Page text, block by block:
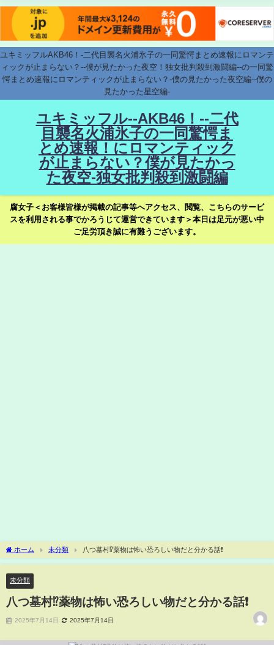
ユキミッフルAKB46！-二代目襲名火浦氷子の一同驚愕まとめ速報にロマンテ
ィックが止まらない？--僕が見たかった夜空！独女批判殺到激闘編--の一同驚
愕まとめ速報にロマンティックが止まらない？-僕の見たかった夜空編--僕の
見たかった星空編-
ユキミッフル--AKB46！--二代
目襲名火浦氷子の一同驚愕ま
とめ速報！にロマンティック
が止まらない？僕が見たかっ
た夜空-独女批判殺到激闘編
腐女子＜お客様皆様が掲載の記事等へアクセス、閲覧、こちらのサービ
スを利用される事でかろうじて運営できています＞本日は足元が悪い中
ご足労頂き誠に有難うございます。
ホーム 未分類 八つ墓村⁉️薬物は怖い恐ろしい物だと分かる話❗️
未分類
八つ墓村⁉️薬物は怖い恐ろしい物だと分かる話❗️
2025年7月14日 2025年7月14日